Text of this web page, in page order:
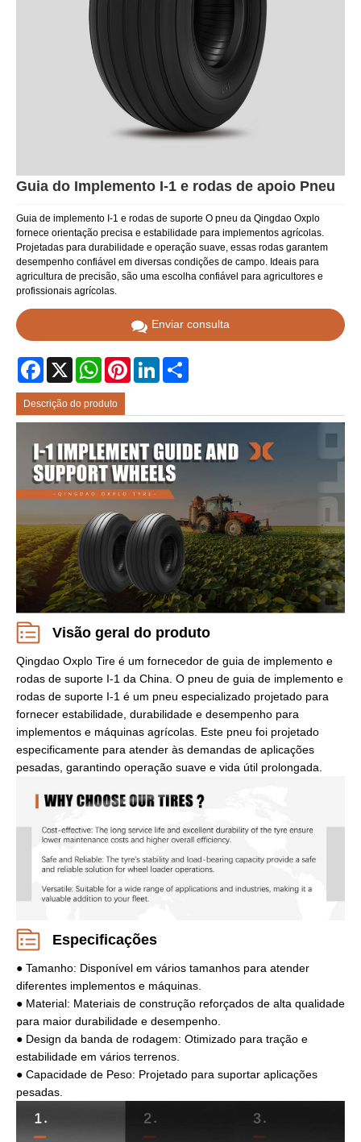
Guia do Implemento I-1 e rodas de apoio Pneu
Guia de implemento I-1 e rodas de suporte O pneu da Qingdao Oxplo
fornece orientação precisa e estabilidade para implementos agrícolas.
Projetadas para durabilidade e operação suave, essas rodas garantem
desempenho confiável em diversas condições de campo. Ideais para
agricultura de precisão, são uma escolha confiável para agricultores e
profissionais agrícolas.
Enviar consulta
Facebook
X WhatsAppPinterestLinkedIn
Descrição do produto
Visão geral do produto
Qingdao Oxplo Tire é um fornecedor de guia de implemento e
rodas de suporte I-1 da China. O pneu de guia de implemento e
rodas de suporte I-1 é um pneu especializado projetado para
fornecer estabilidade, durabilidade e desempenho para
implementos e máquinas agrícolas. Este pneu foi projetado
especificamente para atender às demandas de aplicações
pesadas, garantindo operação suave e vida útil prolongada.
Especificações
● Tamanho: Disponível em vários tamanhos para atender
diferentes implementos e máquinas.
● Material: Materiais de construção reforçados de alta qualidade
para maior durabilidade e desempenho.
● Design da banda de rodagem: Otimizado para tração e
estabilidade em vários terrenos.
● Capacidade de Peso: Projetado para suportar aplicações
pesadas.